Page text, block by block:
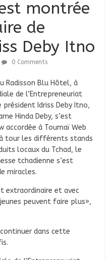
montrée
de
Deby Itno
0 Comments
Radisson Blu Hôtel, à
de l’Entrepreneuriat
président Idriss Deby Itno,
Hinda Deby, s’est
accordée à Toumaï Web
tour les différents stands
locaux du Tchad, le
tchadienne s’est
miracles.
extraordinaire et avec
peuvent faire plus»,
dans cette